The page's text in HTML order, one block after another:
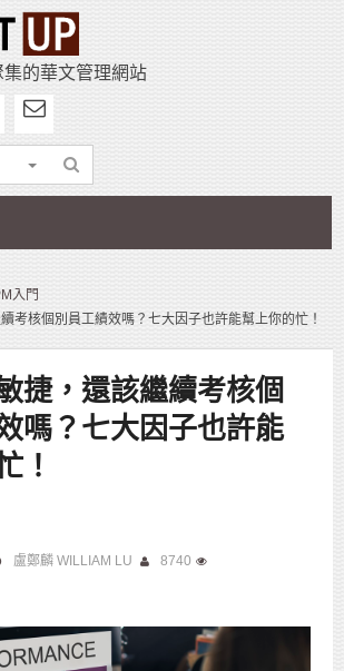
的華文管理網站
入門
考核個別員工績效嗎？七大因子也許能幫上你的忙！
捷，還該繼續考核個
嗎？七大因子也許能
！
盧鄭麟 WILLIAM LU 8740